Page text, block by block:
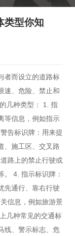
类型你知
者而设立的道路标
速、危险、禁止和
几种类型： 1. 指
等信息，例如指示
告标识牌：用来提
、施工区、交叉路
路上的禁止行驶或
。 4. 指示标识牌：
先通行、靠右行驶
信息，例如旅游景
几种常见的交通标
线、警示标志、危